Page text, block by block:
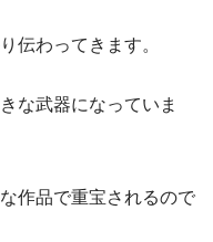
伝わってきます。
な武器になっていま
作品で重宝されるので